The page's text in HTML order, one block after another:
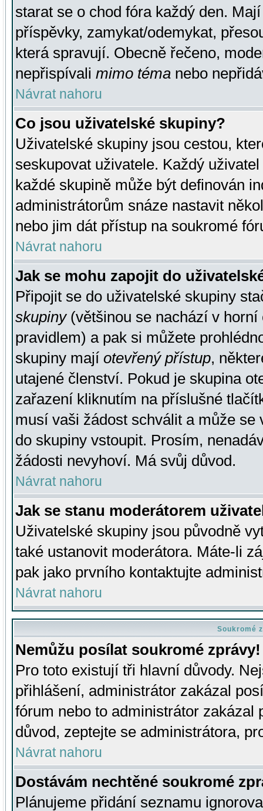
starat se o chod fóra každý den.
příspěvky, zamykat/odemykat,
která spravují. Obecně řečeno,
nepřispívali mimo téma nebo
Návrat nahoru
Co jsou uživatelské skupiny?
Uživatelské skupiny jsou cestou,
seskupovat uživatele. Každý
každé skupině může být definován
administrátorům snáze nastavit
nebo jim dát přístup na soukromé
Návrat nahoru
Jak se mohu zapojit do
Připojit se do uživatelské skupiny
skupiny(většinou se nachází v horní
pravidlem) a pak si můžete
skupiny mají otevřený přístup,
utajené členství. Pokud je skupina
zařazení kliknutím na příslušné
musí vaši žádost schválit a může se
do skupiny vstoupit. Prosím,
žádosti nevyhoví. Má svůj důvod.
Návrat nahoru
Jak se stanu moderátorem
Uživatelské skupiny jsou původně
také ustanovit moderátora. Máte-li
pak jako prvního kontaktujte
Návrat nahoru
Soukromé
Nemůžu posílat soukromé zprávy!
Pro toto existují tři hlavní důvody.
přihlášení, administrátor zakázal
fórum nebo to administrátor zakázal
důvod, zeptejte se administrátora,
Návrat nahoru
Dostávám nechtěné soukromé
Plánujeme přidání seznamu